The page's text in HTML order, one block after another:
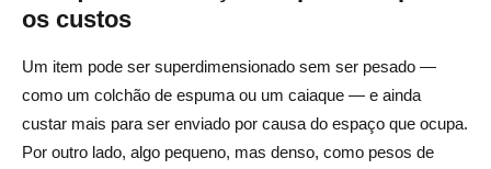
Quais limites de tamanho e peso as transportadoras
item grande?
os custos
Um item pode ser superdimensionado sem ser pesado —
como um colchão de espuma ou um caiaque — e ainda
custar mais para ser enviado por causa do espaço que ocupa.
Por outro lado, algo pequeno, mas denso, como pesos de